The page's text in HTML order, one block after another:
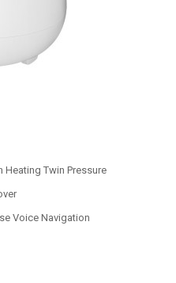
Heating Twin Pressure
Voice Navigation